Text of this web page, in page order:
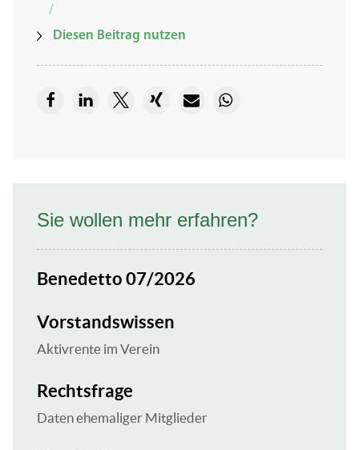
/
Diesen Beitrag nutzen
Sie wollen mehr erfahren?
Benedetto 07/2026
Vorstandswissen
Aktivrente im Verein
Rechtsfrage
Daten ehemaliger Mitglieder